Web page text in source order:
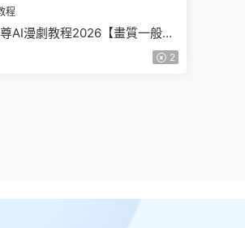
程
AI漫劇教程2026【畫質一般有
2